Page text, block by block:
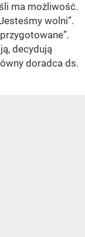
ma możliwość.
wolni”.
decydują
doradca ds.